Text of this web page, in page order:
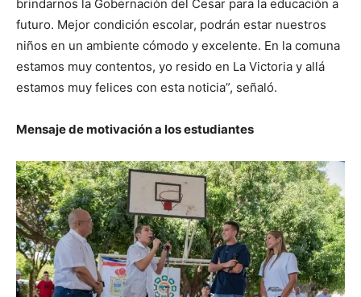
brindarnos la Gobernación del Cesar para la educación a
futuro. Mejor condición escolar, podrán estar nuestros
niños en un ambiente cómodo y excelente. En la comuna
estamos muy contentos, yo resido en La Victoria y allá
estamos muy felices con esta noticia”, señaló.
Mensaje de motivación a los estudiantes